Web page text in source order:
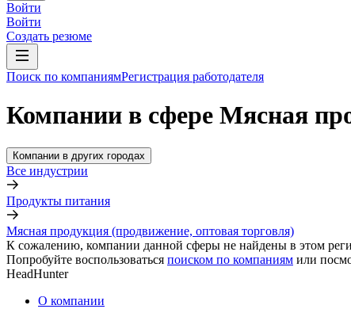
Войти
Войти
Создать резюме
Поиск по компаниямРегистрация работодателя
Компании в сфере Мясная
Компании в других городах
Все индустрии
Продукты питания
Мясная продукция (продвижение, оптовая торговля)
К сожалению, компании данной сферы не найдены в этом
Попробуйте воспользоваться поиском по компаниям или
HeadHunter
О компании